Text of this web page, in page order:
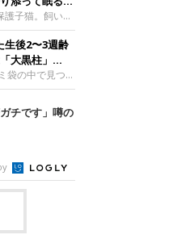
飼い主
ストキャッ
日に撮影された
食べたむうち
夫婦のベッド
か。飼い主さ
。@Kingponzu
）ユーザー
モちゃん（取
こちらは、モ
撮影された一
ションの駐輪場
ん。
が35℃を
子猫。飼い主
、ともに成長
少しずつ変化
たばかりの小
妹猫・てんちゃ
紹介す
ザー
ムくんとてん
の成長記録で
間もない生後
ラムくんは260
ラムと、どち
。2匹
生後2〜3週齢
大黒柱」
た姿にグッ
袋の中で見つか
育てられたその
い存在へと成長
つかった、ミニ
歩きをしてい
のドンちゃ
するのは、
さん
、推定6才／
コイ）。ドンち
ンちゃんが見つ
の勤め先の敷
チです」噂の